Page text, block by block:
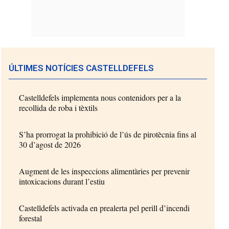
ÚLTIMES NOTÍCIES CASTELLDEFELS
Castelldefels implementa nous contenidors per a la
recollida de roba i tèxtils
S’ha prorrogat la prohibició de l’ús de pirotècnia fins al
30 d’agost de 2026
Augment de les inspeccions alimentàries per prevenir
intoxicacions durant l’estiu
Castelldefels activada en prealerta pel perill d’incendi
forestal